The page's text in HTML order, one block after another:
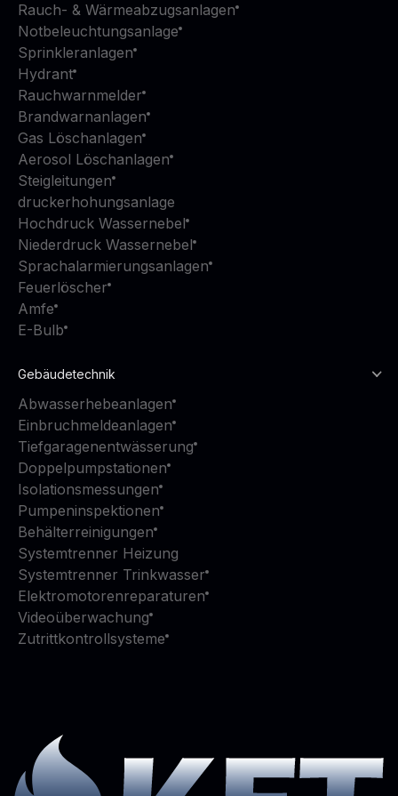
Rauch- & Wärmeabzugsanlagen
Notbeleuchtungsanlage
Sprinkleranlagen
Hydrant
Rauchwarnmelder
Brandwarnanlagen
Gas Löschanlagen
Aerosol Löschanlagen
Steigleitungen
druckerhohungsanlage
Hochdruck Wassernebel
Niederdruck Wassernebel
Sprachalarmierungsanlagen
Feuerlöscher
Amfe
E-Bulb
Gebäudetechnik
Abwasserhebeanlagen
Einbruchmeldeanlagen
Tiefgaragenentwässerung
Doppelpumpstationen
Isolationsmessungen
Pumpeninspektionen
Behälterreinigungen
Systemtrenner Heizung
Systemtrenner Trinkwasser
Elektromotorenreparaturen
Videoüberwachung
Zutrittkontrollsysteme